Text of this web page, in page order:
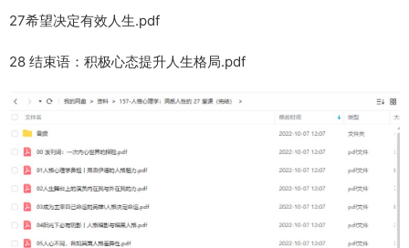
27希望决定有效人生.pdf
28 结束语：积极心态提升人生格局.pdf